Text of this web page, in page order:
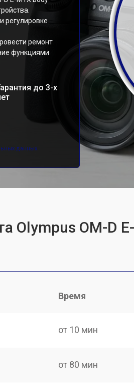
регулировке
ремонт
функциями
до 3-х
данных.
Olympus OM-D
Время
от 10 мин
от 80 мин